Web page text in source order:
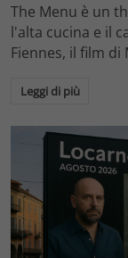
The Menu è un
l'alta cucina e il
Fiennes, il film
Leggi di più